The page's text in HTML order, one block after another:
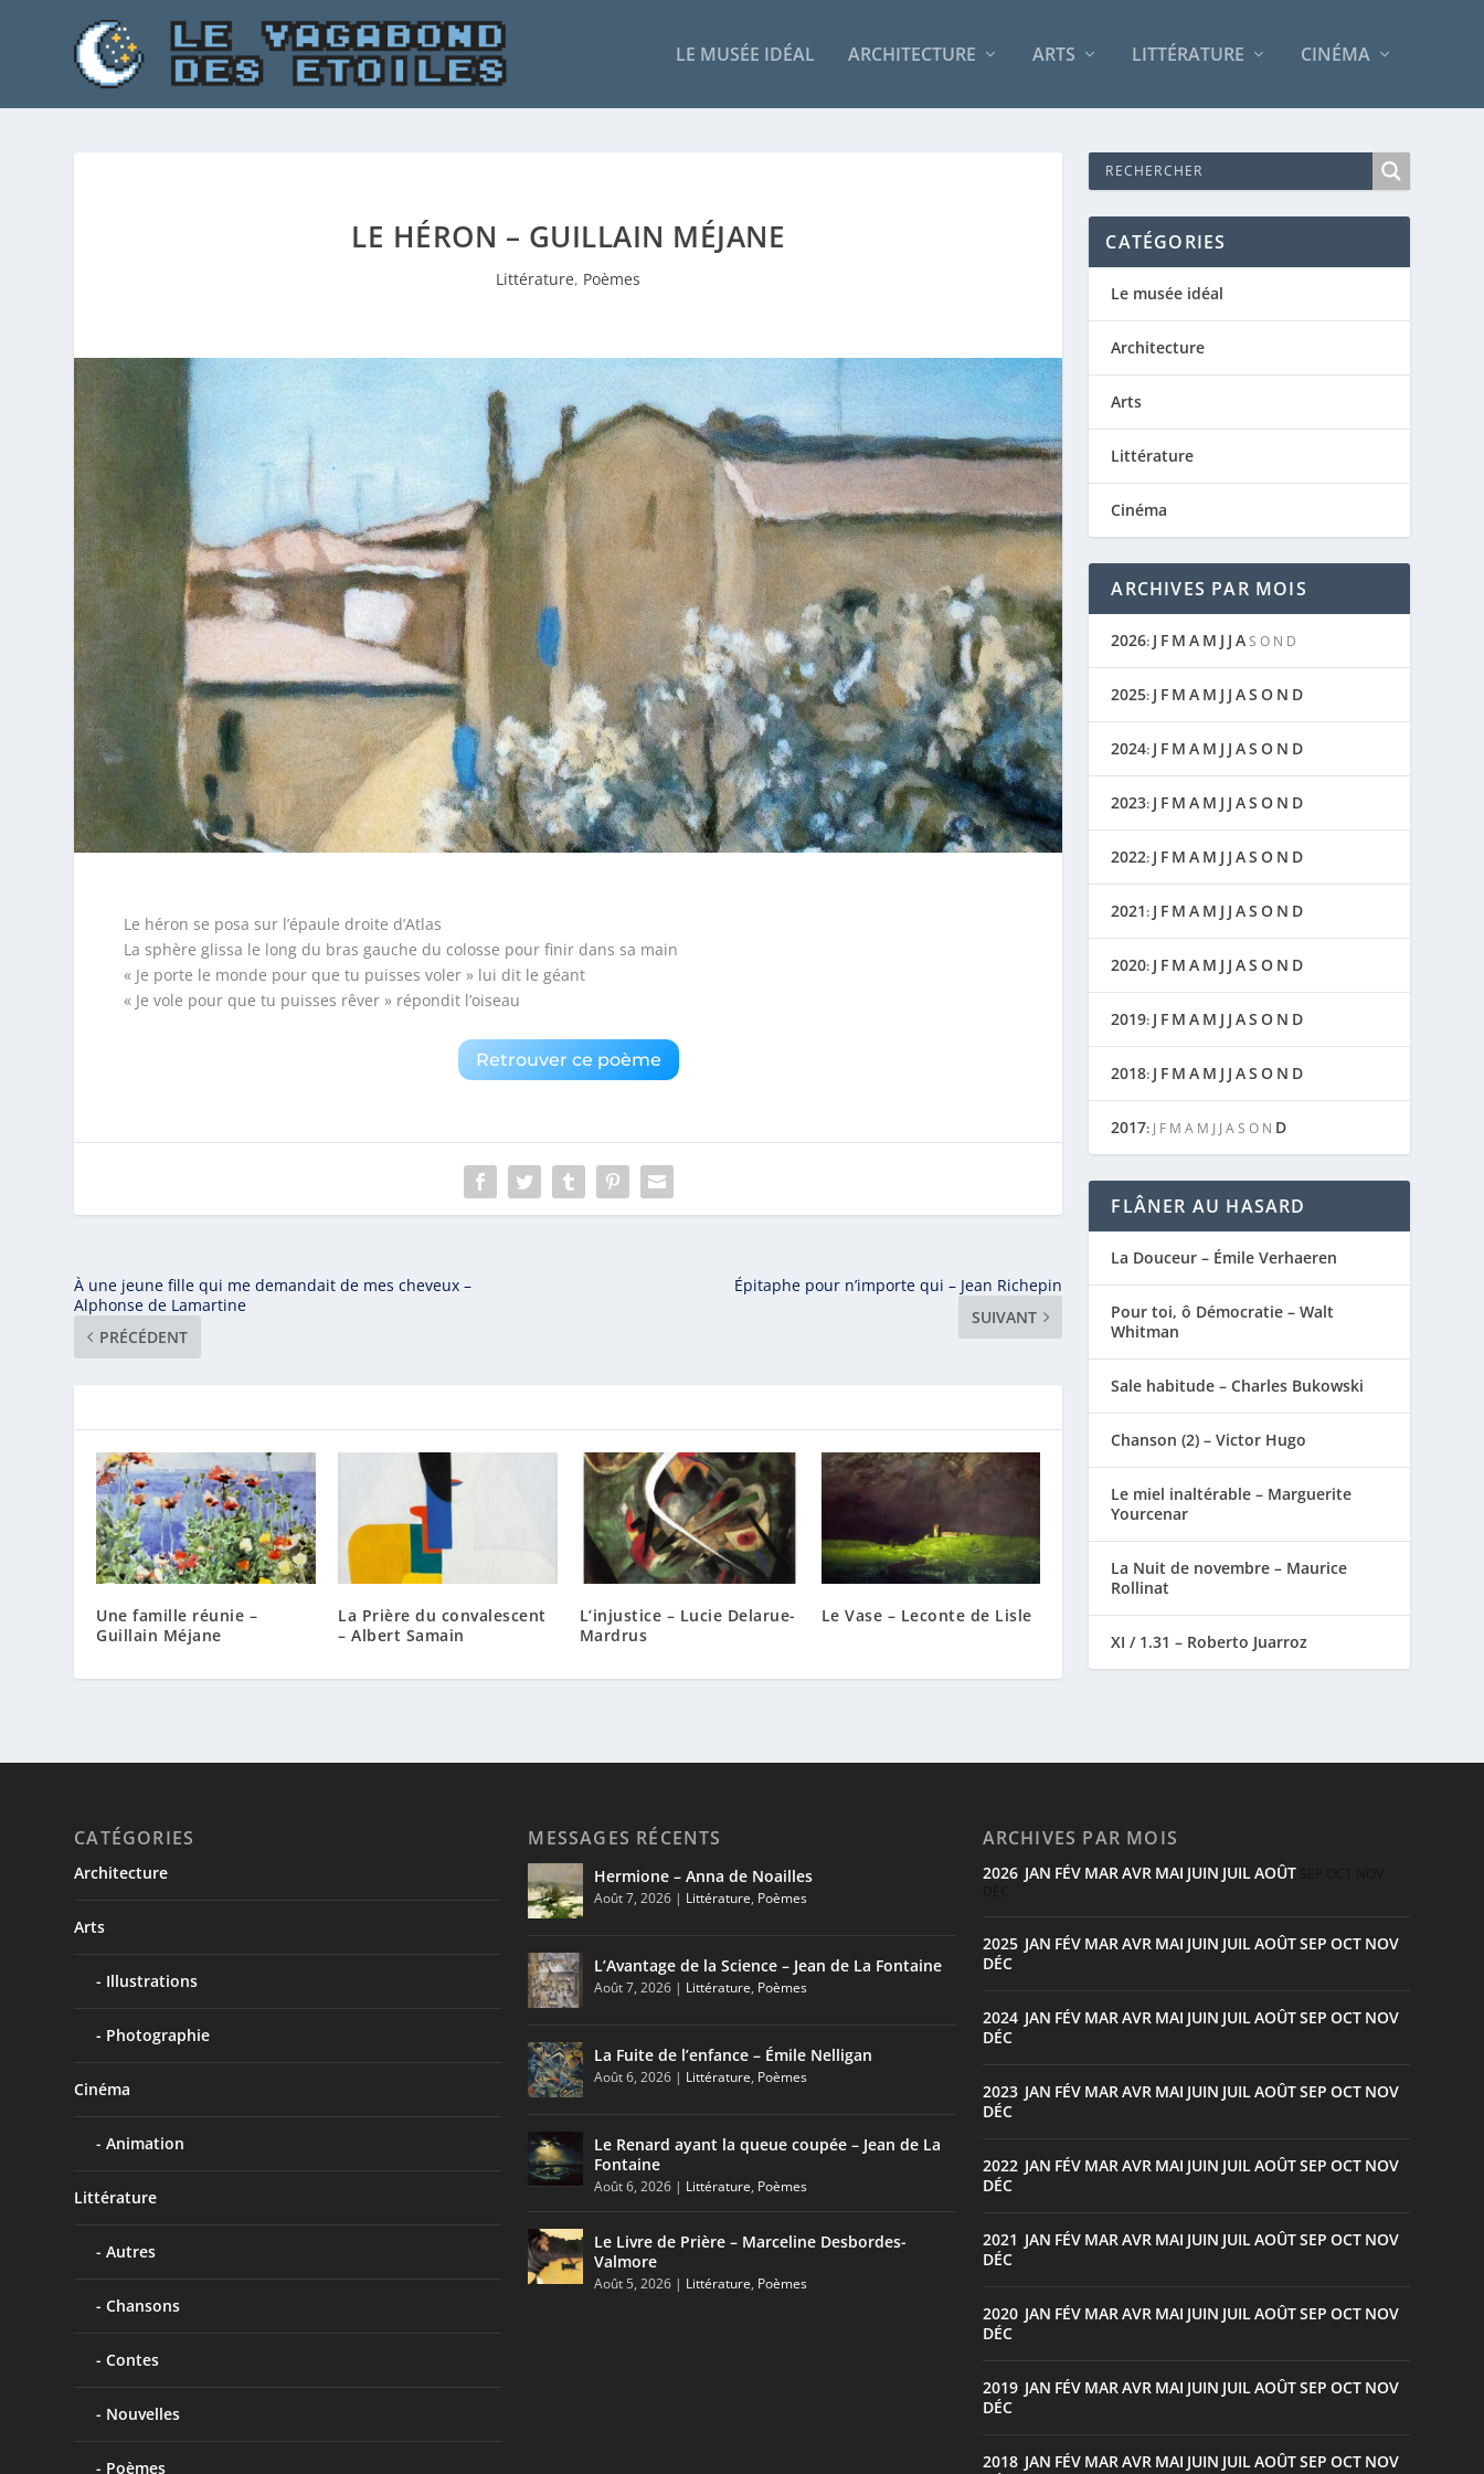
LE MUSÉE IDÉAL ARCHITECTURE ARTS LITTÉRATURE CINÉMA
LE HÉRON – GUILLAIN MÉJANE
Littérature, Poèmes
Le héron se posa sur l’épaule droite d’Atlas
La sphère glissa le long du bras gauche du colosse pour finir dans sa main
« Je porte le monde pour que tu puisses voler » lui dit le géant
« Je vole pour que tu puisses rêver » répondit l’oiseau
Retrouver ce poème
À une jeune fille qui me demandait de mes cheveux –
Alphonse de Lamartine
PRÉCÉDENT
Épitaphe pour n’importe qui – Jean Richepin
SUIVANT
Une famille réunie –
Guillain Méjane
La Prière du convalescent
– Albert Samain
L’injustice – Lucie Delarue-
Mardrus
Le Vase – Leconte de Lisle
CATÉGORIES
Le musée idéal
Architecture
Arts
Littérature
Cinéma
ARCHIVES PAR MOIS
2026: J F M A M J J AS O N D
2025: J F M A M J J AS O N D
2024: J F M A M J J AS O N D
2023: J F M A M J J AS O N D
2022: J F M A M J J AS O N D
2021: J F M A M J J AS O N D
2020: J F M A M J J AS O N D
2019: J F M A M J J AS O N D
2018: J F M A M J J AS O N D
2017: J F M A M J J AS O N D
FLÂNER AU HASARD
La Douceur – Émile Verhaeren
Pour toi, ô Démocratie – Walt
Whitman
Sale habitude – Charles Bukowski
Chanson (2) – Victor Hugo
Le miel inaltérable – Marguerite
Yourcenar
La Nuit de novembre – Maurice
Rollinat
XI / 1.31 – Roberto Juarroz
CATÉGORIES
Architecture
Arts
Illustrations
Photographie
Cinéma
Animation
Littérature
Autres
Chansons
Contes
Nouvelles
Poèmes
MESSAGES RÉCENTS
Hermione – Anna de Noailles
Août 7, 2026 | Littérature, Poèmes
L’Avantage de la Science – Jean de La Fontaine
Août 7, 2026 | Littérature, Poèmes
La Fuite de l’enfance – Émile Nelligan
Août 6, 2026 | Littérature, Poèmes
Le Renard ayant la queue coupée – Jean de La
Fontaine
Août 6, 2026 | Littérature, Poèmes
Le Livre de Prière – Marceline Desbordes-
Valmore
Août 5, 2026 | Littérature, Poèmes
ARCHIVES PAR MOIS
2026: JAN FÉV MARAVR MAI JUIN JUILAOÛT
2025: JAN FÉV MARAVR MAI JUIN JUILAOÛTSEP OCT NOV
DÉC
2024: JAN FÉV MARAVR MAI JUIN JUILAOÛTSEP OCT NOV
DÉC
2023: JAN FÉV MARAVR MAI JUIN JUILAOÛTSEP OCT NOV
DÉC
2022: JAN FÉV MARAVR MAI JUIN JUILAOÛTSEP OCT NOV
DÉC
2021 JAN FÉV MARAVR MAI JUIN JUILAOÛTSEP OCT NOV
DÉC
2020: JAN FÉV MARAVR MAI JUIN JUILAOÛTSEP OCT NOV
DÉC
2019: JAN FÉV MARAVR MAI JUIN JUILAOÛTSEP OCT NOV
DÉC
2018: JAN FÉV MARAVR MAI JUIN JUILAOÛTSEP OCT NOV